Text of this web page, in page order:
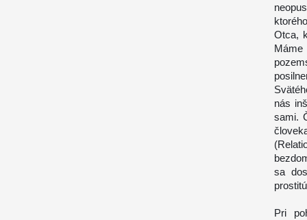
Otca,
Máme
nás
sami.
sa
Pri